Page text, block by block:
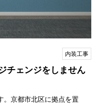
内装工事
チェンジをしません
。京都市北区に拠点を置